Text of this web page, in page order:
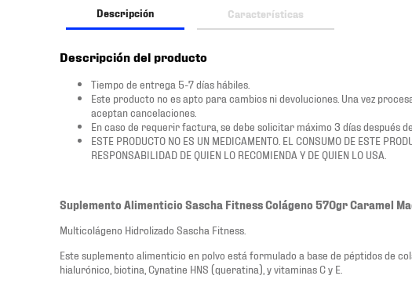
Descripción Características
Descripción del producto
Tiempo de entrega 5-7 días hábiles.
Este producto no es apto para cambios ni devoluciones. Una vez
aceptan cancelaciones.
En caso de requerir factura, se debe solicitar máximo 3 días después
ESTE PRODUCTO NO ES UN MEDICAMENTO. EL CONSUMO DE ESTE
RESPONSABILIDAD DE QUIEN LO RECOMIENDA Y DE QUIEN LO USA.
Suplemento Alimenticio Sascha Fitness Colágeno 570gr Caramel
Multicolágeno Hidrolizado Sascha Fitness.
Este suplemento alimenticio en polvo está formulado a base de péptidos de
hialurónico, biotina, Cynatine HNS (queratina), y vitaminas C y E.